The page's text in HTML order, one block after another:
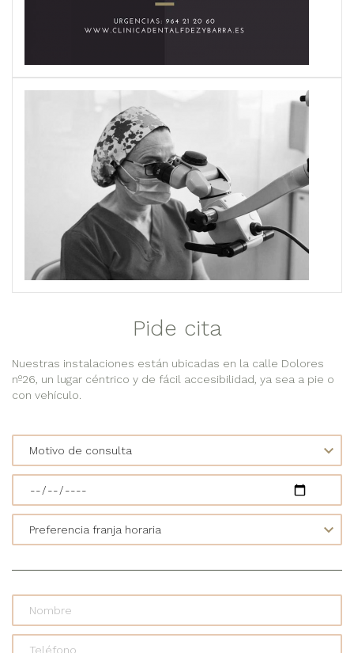
Pide cita
Nuestras instalaciones están ubicadas en la calle Dolores
nº26, un lugar céntrico y de fácil accesibilidad, ya sea a pie o
con vehículo.